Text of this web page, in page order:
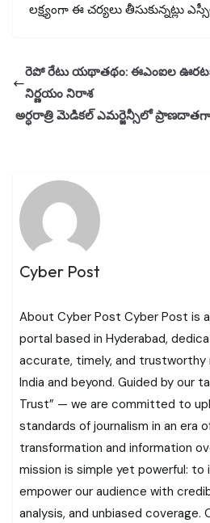
లక్ష్యంగా ఈ చర్యలు తీసుకున్నట్లు
రెపో రేటు యథాతథం: ఈఎంఐల
నిర్ణయం నిరాశ
అర్ధరాత్రి మెడికల్ ఎమర్జెన్సీలో
Cyber Post
About Cyber Post Cyber Post is
portal based in Hyderabad,
accurate, timely, and
India and beyond. Guided by our
Trust” — we are committed to
standards of journalism in an era
transformation and information
mission is simple yet powerful: to
empower our audience with
analysis, and unbiased coverage.